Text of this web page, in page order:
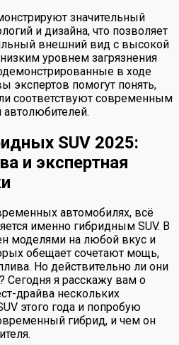
значительный
и дизайна, что позволяет
внешний вид с высокой
уровнем загрязнения
в ходе
экспертов помогут понять,
соответствуют современным
SUV 2025:
и экспертная
автомобилях, всё
именно гибридным SUV. В
моделями на любой вкус и
обещает сочетают мощь,
Но действительно ли они
я расскажу вам о
драйва нескольких
этого года и попробую
гибрид, и чем он